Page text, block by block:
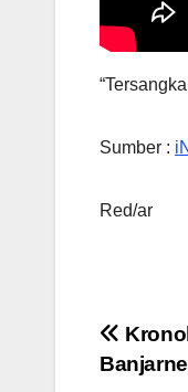
Sumber :
Red/ar